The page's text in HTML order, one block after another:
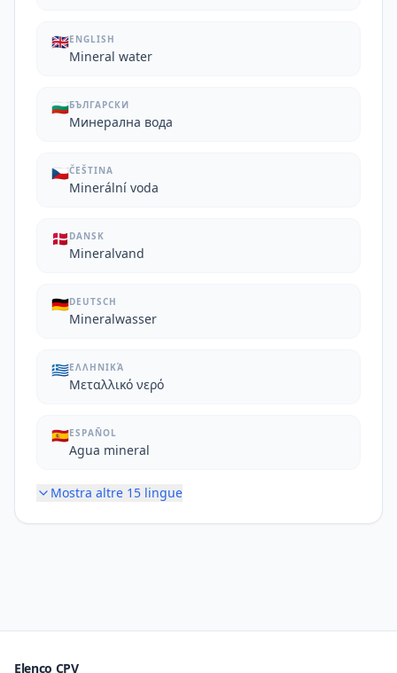
🇬🇧ENGLISH
Mineral water
🇧🇬БЪЛГАРСКИ
Минерална вода
🇨🇿ČEŠTINA
Minerální voda
🇩🇰 DANSK
Mineralvand
🇩🇪DEUTSCH
Mineralwasser
🇬🇷ΕΛΛΗΝΙΚΆ
Μεταλλικό νερό
🇪🇸ESPAÑOL
Agua mineral
Mostra altre 15 lingue
Elenco CPV